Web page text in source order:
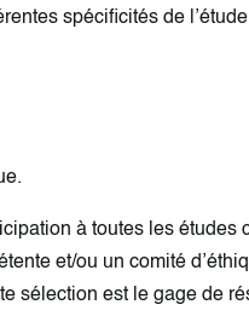
spécificités de
à toutes les études
et/ou un comité
sélection est le gage de